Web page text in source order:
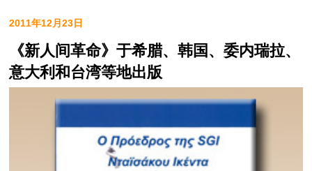
2011年12月23日
《新人间革命》于希腊、韩国、委内瑞拉、
意大利和台湾等地出版